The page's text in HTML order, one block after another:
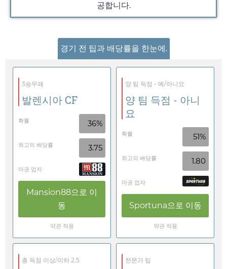
공합니다.
경기 전 팁과 배당률을 한눈에.
3승무패
발렌시아 CF
확률 36%
최고의 배당률 3.75
마권 업자
Mansion88으로 이
동
약관 적용
양 팀 득점 - 예/아니요
양 팀 득점 - 아니
요
확률 51%
최고의 배당률 1.80
마권 업자
Sportuna으로 이동
약관 적용
총 득점 이상/이하 2.5 전문가 팁